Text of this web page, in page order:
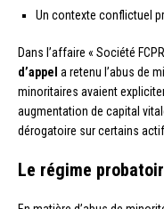
Un contexte conflictuel
Dans l’affaire « Société
d’appel a retenu l’abus de
minoritaires avaient
augmentation de capital
dérogatoire sur certains
Le régime